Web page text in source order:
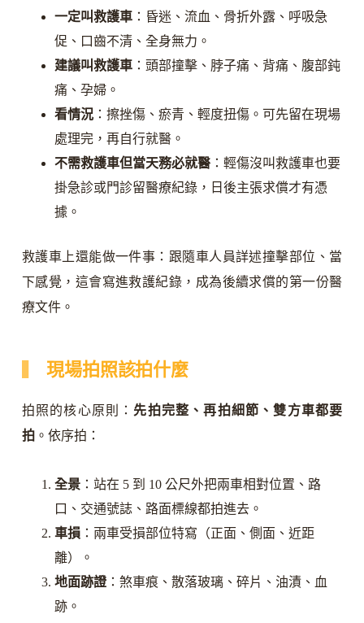
一定叫救護車：昏迷、流血、骨折外露、呼吸急
促、口齒不清、全身無力。
建議叫救護車：頭部撞擊、脖子痛、背痛、腹部鈍
痛、孕婦。
看情況：擦挫傷、瘀青、輕度扭傷。可先留在現場
處理完，再自行就醫。
不需救護車但當天務必就醫：輕傷沒叫救護車也要
掛急診或門診留醫療紀錄，日後主張求償才有憑
據。
救護車上還能做一件事：跟隨車人員詳述撞擊部位、當
下感覺，這會寫進救護紀錄，成為後續求償的第一份醫
療文件。
現場拍照該拍什麼
拍照的核心原則： 先拍完整、再拍細節、雙方車都要
拍 。依序拍：
全景：站在 5 到 10 公尺外把兩車相對位置、路
口、交通號誌、路面標線都拍進去。
車損：兩車受損部位特寫（正面、側面、近距
離）。
地面跡證：煞車痕、散落玻璃、碎片、油漬、血
跡。